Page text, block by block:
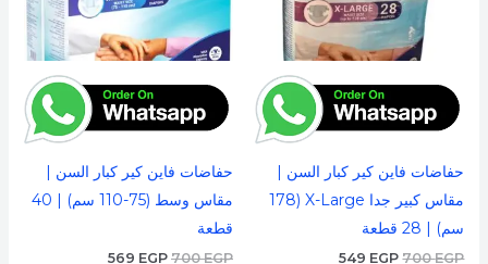
حفاضات فاين كير كبار السن |
مقاس كبير جدا X-Large (178
سم) | 28 قطعة
700EGP
549 EGP
حفاضات فاين كير كبار السن |
مقاس وسط (75-110 سم) | 40
قطعة
700EGP
569 EGP